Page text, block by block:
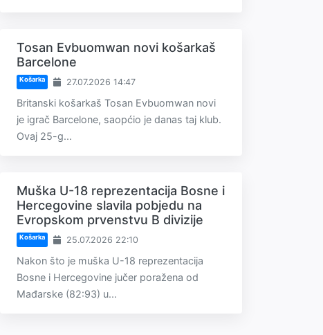
Tosan Evbuomwan novi košarkaš
Barcelone
Košarka 27.07.2026 14:47
Britanski košarkaš Tosan Evbuomwan novi
je igrač Barcelone, saopćio je danas taj klub.
Ovaj 25-g...
Muška U-18 reprezentacija Bosne i
Hercegovine slavila pobjedu na
Evropskom prvenstvu B divizije
Košarka 25.07.2026 22:10
Nakon što je muška U-18 reprezentacija
Bosne i Hercegovine jučer poražena od
Mađarske (82:93) u...